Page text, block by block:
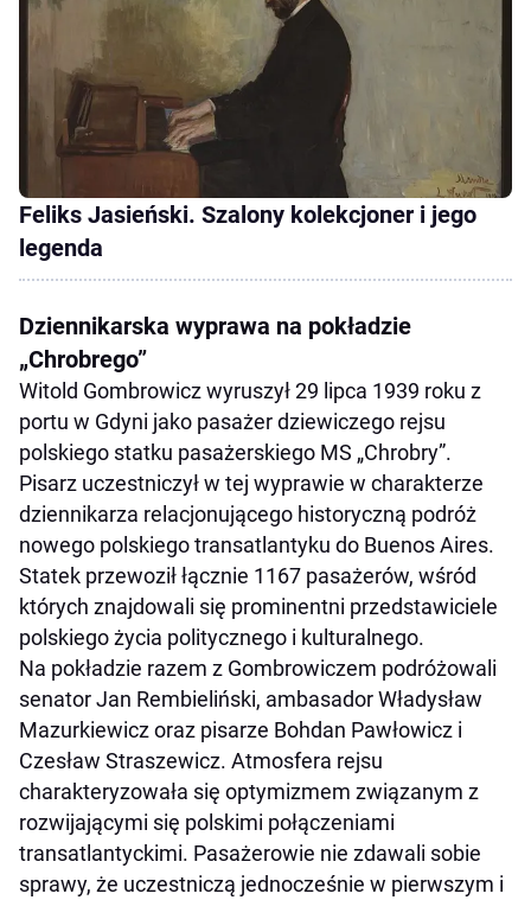
Feliks Jasieński. Szalony kolekcjoner i jego
legenda
Dziennikarska wyprawa na pokładzie
„Chrobrego”
Witold Gombrowicz wyruszył 29 lipca 1939 roku z
portu w Gdyni jako pasażer dziewiczego rejsu
polskiego statku pasażerskiego MS „Chrobry”.
Pisarz uczestniczył w tej wyprawie w charakterze
dziennikarza relacjonującego historyczną podróż
nowego polskiego transatlantyku do Buenos Aires.
Statek przewoził łącznie 1167 pasażerów, wśród
których znajdowali się prominentni przedstawiciele
polskiego życia politycznego i kulturalnego.
Na pokładzie razem z Gombrowiczem podróżowali
senator Jan Rembieliński, ambasador Władysław
Mazurkiewicz oraz pisarze Bohdan Pawłowicz i
Czesław Straszewicz. Atmosfera rejsu
charakteryzowała się optymizmem związanym z
rozwijającymi się polskimi połączeniami
transatlantyckimi. Pasażerowie nie zdawali sobie
sprawy, że uczestniczą jednocześnie w pierwszym i